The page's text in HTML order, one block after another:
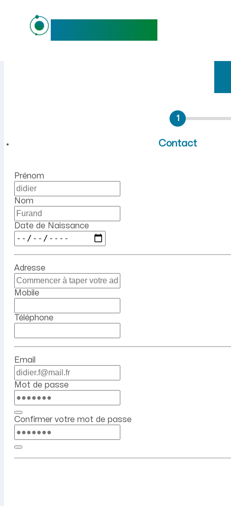
Emploi à Grandrieux (Aisne)
1
Contact
Prénom
Nom
Date de Naissance
Adresse
Mobile
Téléphone
Email
Mot de passe
Confirmer votre mot de passe